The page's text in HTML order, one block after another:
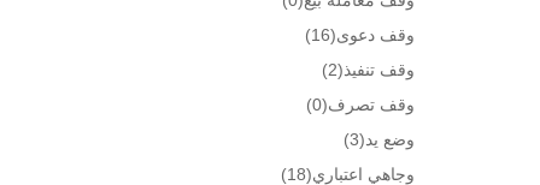
وقف دعوى(16)
وقف تنفيذ(2)
وقف تصرف(0)
وضع يد(3)
وجاهي اعتباري(18)